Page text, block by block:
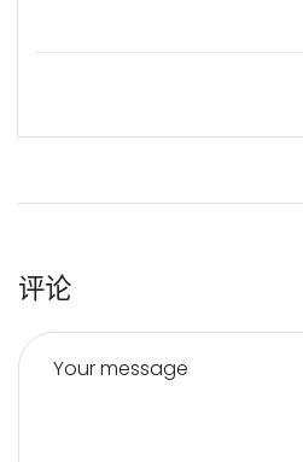
评论
Your message